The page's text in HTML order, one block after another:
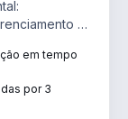
e
em tempo
por 3